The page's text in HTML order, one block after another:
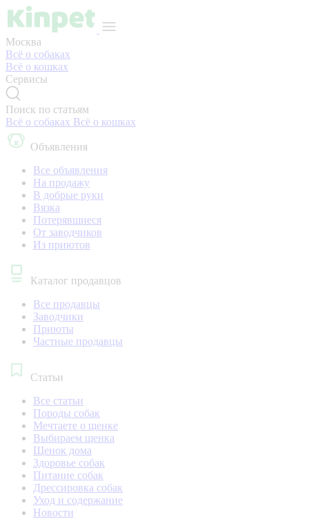
Москва
Всё о собаках
Всё о кошках
Сервисы
Поиск по статьям
Всё о собаках Всё о кошках
Объявления
Все объявления
На продажу
В добрые руки
Вязка
Потерявшиеся
От заводчиков
Из приютов
Каталог продавцов
Все продавцы
Заводчики
Приюты
Частные продавцы
Статьи
Все статьи
Породы собак
Мечтаете о щенке
Выбираем щенка
Щенок дома
Здоровье собак
Питание собак
Дрессировка собак
Уход и содержание
Новости